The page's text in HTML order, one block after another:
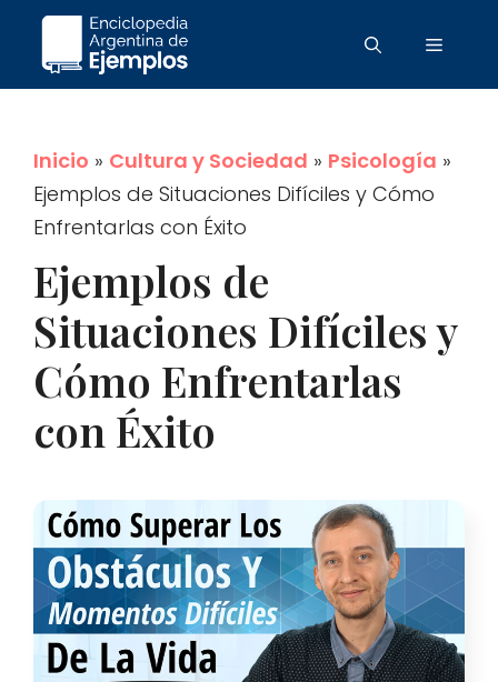
Saltar
contenido
Menú
Inicio » Cultura y Sociedad » Psicología »
Ejemplos de Situaciones Difíciles y Cómo
Enfrentarlas con Éxito
Ejemplos de
Situaciones Difíciles y
Cómo Enfrentarlas
con Éxito